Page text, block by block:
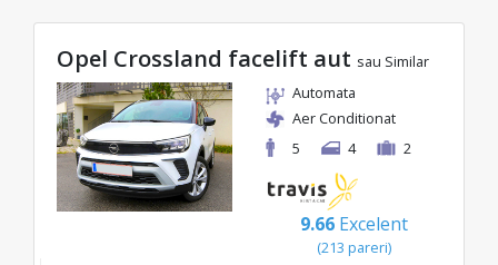
Opel Crossland facelift aut sau Similar
Automata
Aer Conditionat
5
4 2
9.66 Excelent
(213 pareri)